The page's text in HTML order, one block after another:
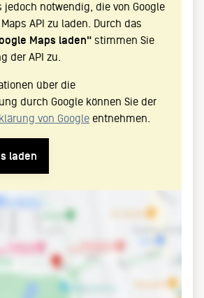
jedoch notwendig, die von Google
API zu laden. Durch das
Maps laden" stimmen Sie
der API zu.
über die
durch Google können Sie der
von Google entnehmen.
laden